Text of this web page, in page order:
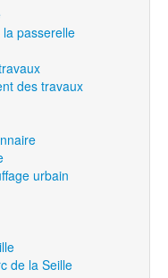
passerelle
des travaux
urbain
de la Seille